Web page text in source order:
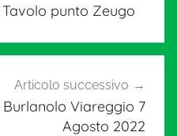
punto Zeugo
Articolo successivo
Burlanolo Viareggio 7
Agosto 2022